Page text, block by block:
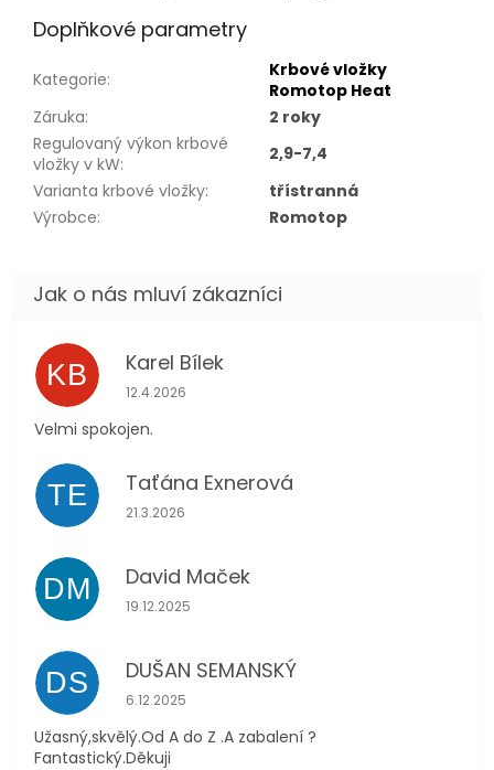
Doplňkové parametry
Kategorie:
Krbové vložky
Romotop Heat
Záruka:
2 roky
Regulovaný výkon krbové
vložky v kW:
2,9-7,4
Varianta krbové vložky:
třístranná
Výrobce: Romotop
KB Karel Bílek
Hodnocení obchodu je 5 z 5 hvězdiček.
12.4.2026
Velmi spokojen.
TE Taťána Exnerová
Hodnocení obchodu je 5 z 5 hvězdiček.
21.3.2026
DM David Maček
Hodnocení obchodu je 5 z 5 hvězdiček.
19.12.2025
DS DUŠAN SEMANSKÝ
Hodnocení obchodu je 5 z 5 hvězdiček.
6.12.2025
Užasný,skvělý.Od A do Z .A zabalení ?
Fantastický.Děkuji